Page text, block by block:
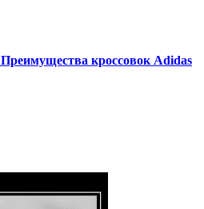
Преимущества кроссовок Adidas